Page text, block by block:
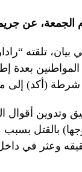
عن
تلقته
بعدة
شرطة (أكد) إلى
وتدوين
بالقتل
وعثر في